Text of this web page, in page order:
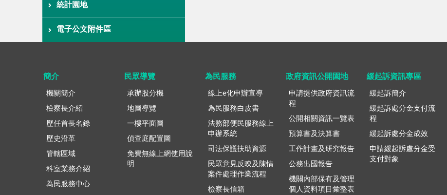
統計園地
電子公文附件區
簡介
機關簡介
檢察長介紹
歷任首長名錄
歷史沿革
管轄區域
科室業務介紹
為民服務中心
民眾導覽
承辦股分機
地圖導覽
一樓平面圖
偵查庭配置圖
免費無線上網使用說
明
為民服務
線上e化申辦宣導
為民服務白皮書
法務部便民服務線上
申辦系統
司法保護扶助資源
民眾意見反映及陳情
案件處理作業流程
檢察長信箱
政府資訊公開園地
申請提供政府資訊流
程
公開相關資訊一覽表
預算書及決算書
工作計畫及研究報告
公務出國報告
機關內部保有及管理
個人資料項目彙整表
緩起訴資訊專區
緩起訴簡介
緩起訴處分金支付流
程
緩起訴處分金成效
申請緩起訴處分金受
支付對象